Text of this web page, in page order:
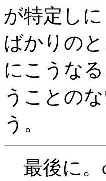
が特定し
ばかりの
にこうな
うことの
う。
最後に。